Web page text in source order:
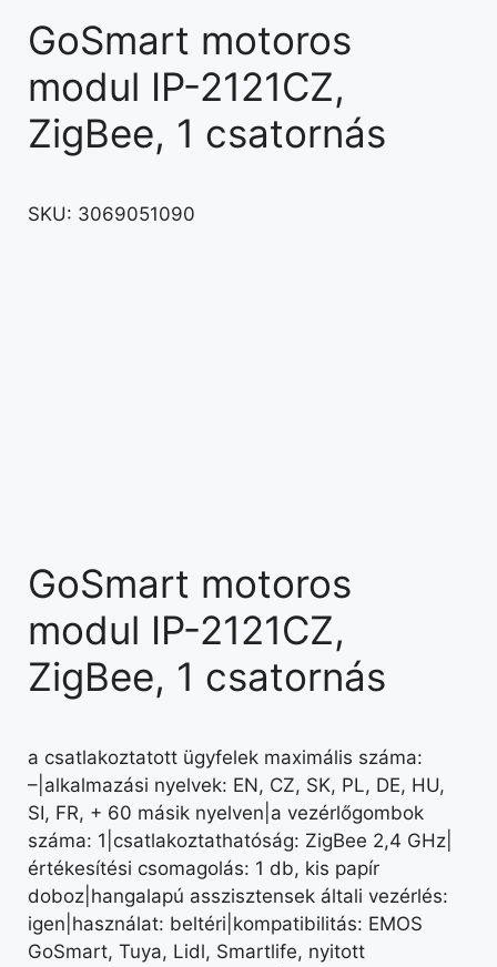
GoSmart motoros
modul IP-2121CZ,
ZigBee, 1 csatornás
SKU: 3069051090
GoSmart motoros
modul IP-2121CZ,
ZigBee, 1 csatornás
a csatlakoztatott ügyfelek maximális száma:
–|alkalmazási nyelvek: EN, CZ, SK, PL, DE, HU,
SI, FR, + 60 másik nyelven|a vezérlőgombok
száma: 1|csatlakoztathatóság: ZigBee 2,4 GHz|
értékesítési csomagolás: 1 db, kis papír
doboz|hangalapú asszisztensek általi vezérlés:
igen|használat: beltéri|kompatibilitás: EMOS
GoSmart, Tuya, Lidl, Smartlife, nyitott